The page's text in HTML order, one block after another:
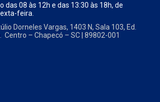
das 08 às 12h e das 13:30 às 18h, de
feira.
Dorneles Vargas, 1403 N, Sala 103, Ed.
Centro – Chapecó – SC | 89802-001